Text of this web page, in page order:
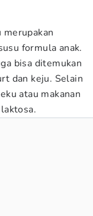
formula anak.
bisa ditemukan
dan keju. Selain
atau makanan